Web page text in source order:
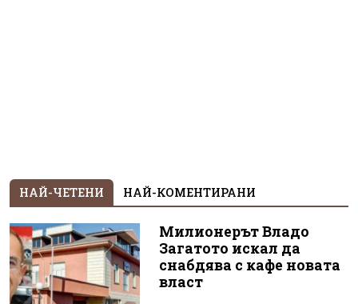
НАЙ-ЧЕТЕНИ НАЙ-КОМЕНТИРАНИ
Милионерът Владо
Загатото искал да
снабдява с кафе новата
власт